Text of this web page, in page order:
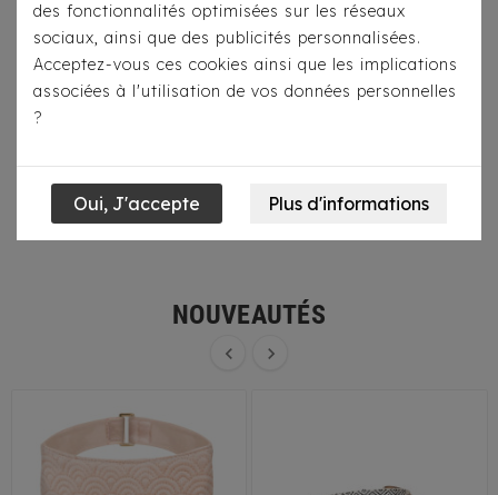

NOUVEAUTÉS
 
des fonctionnalités optimisées sur les réseaux
sociaux, ainsi que des publicités personnalisées.
Acceptez-vous ces cookies ainsi que les implications
associées à l'utilisation de vos données personnelles
?